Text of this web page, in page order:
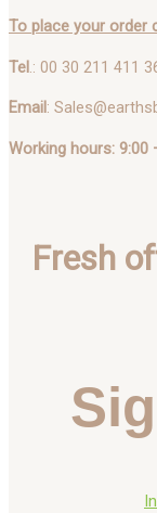
To place your order
Tel .: 00 30 211 411
Email:
Working hours: 9:00
Fresh